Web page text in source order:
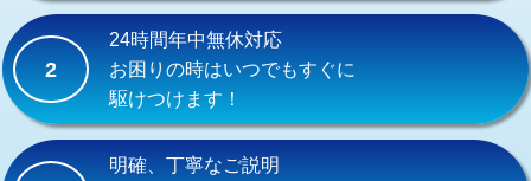
交換・取付(排水栓・排水トラップ
（P/S/ポップアップ））
交換・取付（その他部品）
持込商品取付（単水栓）
2
24時間年中無休対応
お困りの時はいつでもすぐに
駆けつけます！
明確、丁寧なご説明